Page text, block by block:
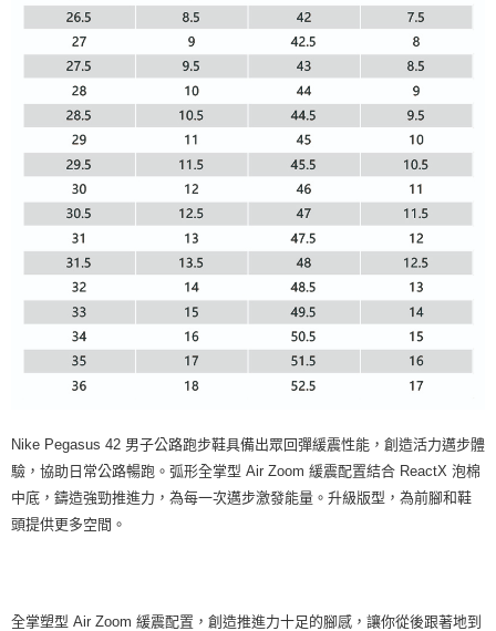
Nike Pegasus 42 男子公路跑步鞋具備出眾回彈緩震性能，創造活力邁步體
驗，協助日常公路暢跑。弧形全掌型 Air Zoom 緩震配置結合 ReactX 泡棉
中底，鑄造強勁推進力，為每一次邁步激發能量。升級版型，為前腳和鞋
頭提供更多空間。
全掌塑型 Air Zoom 緩震配置，創造推進力十足的腳感，讓你從後跟著地到